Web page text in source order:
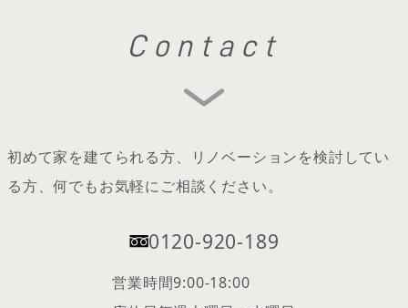
Contact
初めて家を建てられる方、リノベーションを検討してい
る方、何でもお気軽にご相談ください。
0120-920-189
営業時間9:00-18:00